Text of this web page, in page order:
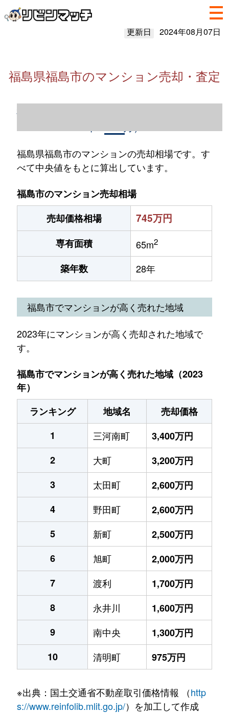
更新日 2024年08月07日
福島県福島市のマンション売却・査定
福島県福島市のマンション売却情報（2023
福島県福島市のマンションの売却相場です。す
べて中央値をもとに算出しています。
福島市のマンション売却相場
売却価格相場
745万円
専有面積 65m2
築年数 28年
福島市でマンションが高く売れた地域
2023年にマンションが高く売却された地域で
す。
福島市でマンションが高く売れた地域（2023
年）
ランキング
地域名
売却価格
1
三河南町
3,400万円
2
大町
3,200万円
3
太田町
2,600万円
4
野田町
2,600万円
5
新町
2,500万円
6
旭町
2,000万円
7
渡利
1,700万円
8
永井川
1,600万円
9
南中央
1,300万円
10
清明町 975万円
※出典：国土交通省不動産取引価格情報 （http
s://www.reinfolib.mlit.go.jp/）を加工して作成